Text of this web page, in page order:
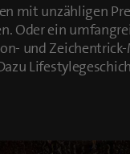
mit unzähligen
Oder ein
und